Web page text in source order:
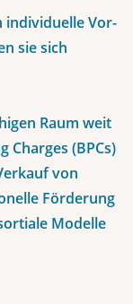
individuelle Vor-
sie sich
Raum weit
Charges (BPCs)
von
Förderung
Modelle